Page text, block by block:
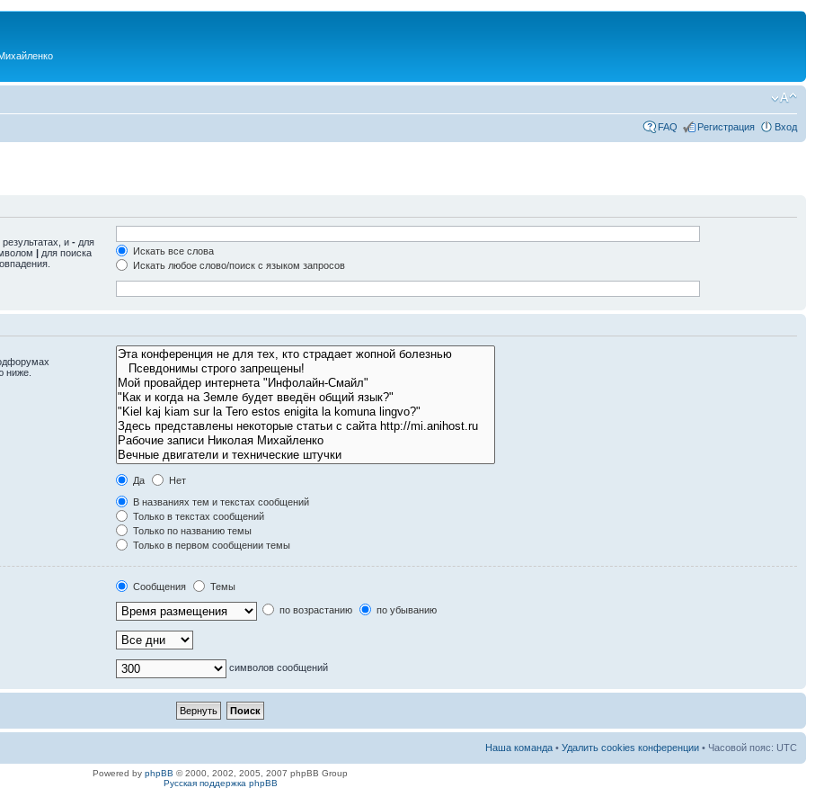
FAQ Регистрация Вход
и - для
| для поиска
Искать все слова
Искать любое слово/поиск с языком запросов
ниже.
Да
Нет
В названиях тем и текстах сообщений
Только в текстах сообщений
Только по названию темы
Только в первом сообщении темы
Сообщения
Темы
по возрастанию по убыванию
символов сообщений
Наша команда • Удалить cookies конференции • Часовой пояс: UTC
Powered by phpBB © 2000, 2002, 2005, 2007 phpBB Group
Русская поддержка phpBB